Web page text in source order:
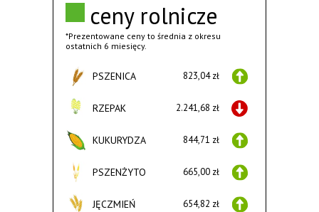
ceny rolnicze
*Prezentowane ceny to średnia z okresu
ostatnich 6 miesięcy.
PSZENICA 823,04 zł
RZEPAK 2.241,68 zł
KUKURYDZA 844,71 zł
PSZENŻYTO 665,00 zł
JĘCZMIEŃ 654,82 zł